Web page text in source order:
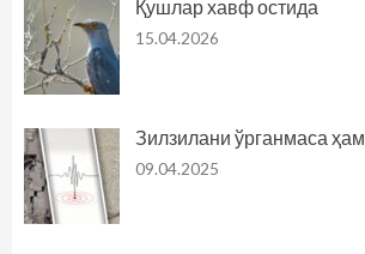
Қушлар хавф остида
15.04.2026
Зилзилани ўрганмаса
09.04.2025